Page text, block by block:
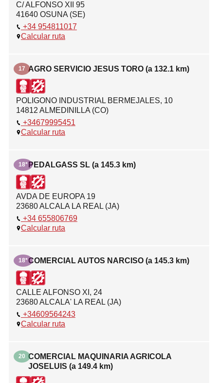
C/ ALFONSO XII 95
41640 OSUNA (SE)
+34 954811017
Calcular ruta
17 AGRO SERVICIO JESUS TORO (a 132.1 km)
POLIGONO INDUSTRIAL BERMEJALES, 10
14812 ALMEDINILLA (CO)
+34679995451
Calcular ruta
18* PEDALGASS SL (a 145.3 km)
AVDA DE EUROPA 19
23680 ALCALA LA REAL (JA)
+34 655806769
Calcular ruta
18*COMERCIAL AUTOS NARCISO (a 145.3 km)
CALLE ALFONSO XI, 24
23680 ALCALA' LA REAL (JA)
+34609564243
Calcular ruta
20 COMERCIAL MAQUINARIA AGRICOLA
JOSELUIS (a 149.4 km)